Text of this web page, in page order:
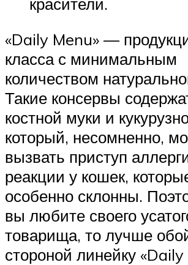
«Daily Menu» —
класса с минимальным
количеством
Такие консервы
костной муки и
который, несомненно,
вызвать приступ
реакции у кошек,
особенно склонны.
вы любите своего
товарища, то лучше
стороной линейку «Daily